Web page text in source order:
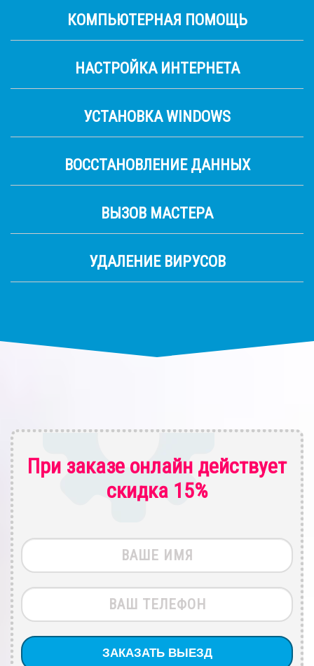
КОМПЬЮТЕРНАЯ ПОМОЩЬ
НАСТРОЙКА ИНТЕРНЕТА
УСТАНОВКА WINDOWS
ВОССТАНОВЛЕНИЕ ДАННЫХ
ВЫЗОВ МАСТЕРА
УДАЛЕНИЕ ВИРУСОВ
При заказе онлайн действует
скидка 15%